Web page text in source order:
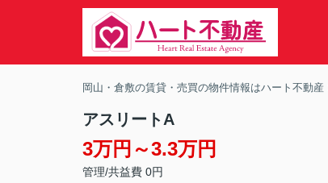
岡山・倉敷の賃貸・売買の物件情報はハート不動産
アスリートA
3万円～3.3万円
管理/共益費 0円